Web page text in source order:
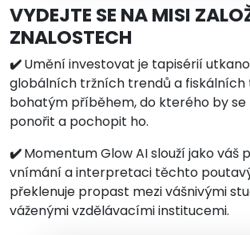
VYDEJTE SE NA MISI
ZNALOSTECH
✔️Umění investovat je tapisérií
globálních tržních trendů a
bohatým příběhem, do kterého by se
ponořit a pochopit ho.
✔️Momentum Glow AI slouží jako váš
vnímání a interpretaci těchto
překlenuje propast mezi vášnivými
váženými vzdělávacími institucemi.